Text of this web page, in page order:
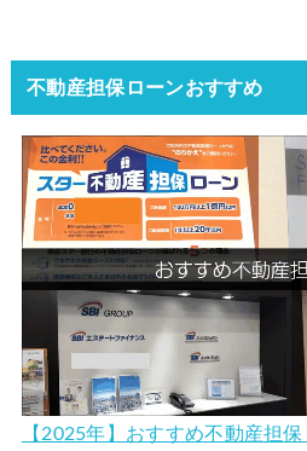
不動産担保ローンおすすめ
【2025年】おすすめ不動産担